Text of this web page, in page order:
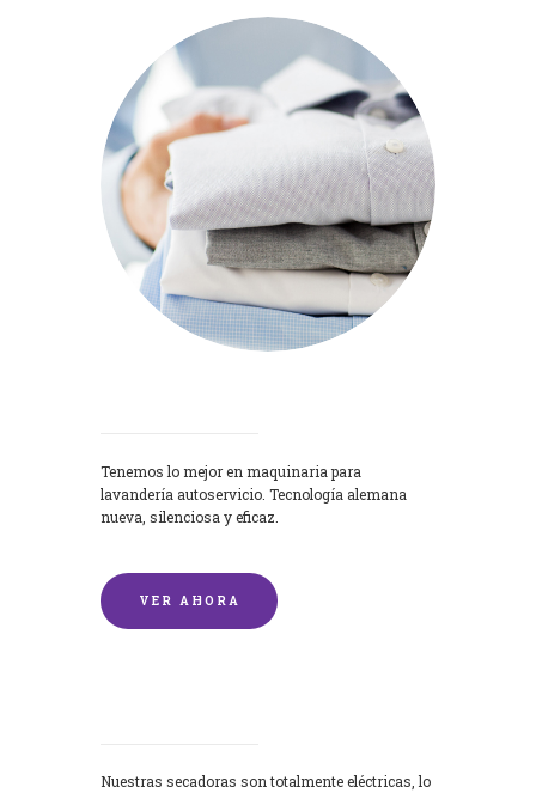
Tenemos lo mejor en maquinaria para
lavandería autoservicio. Tecnología alemana
nueva, silenciosa y eficaz.
VER AHORA
Nuestras secadoras son totalmente eléctricas, lo